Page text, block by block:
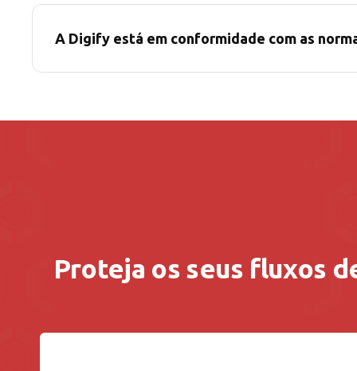
A Digify está em conformidade com as
Proteja os seus fluxos